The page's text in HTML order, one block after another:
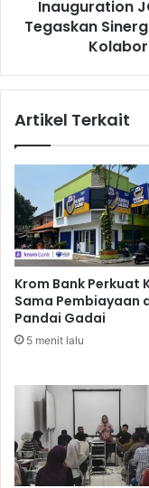
S
p
a
b
i
l
d
a
n
P
a
o
n
A
m
J
r
t
a
&
J
C
I
e
m
0
2
6
Inauguration
Tegaskan
Artikel Terkait
Krom Bank Perkuat
Sama Pembiayaan
Pandai Gadai
5 menit lalu